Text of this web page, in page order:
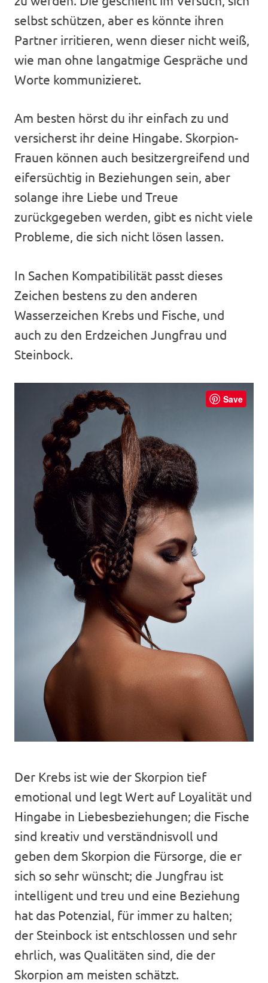
selbst schützen, aber es könnte ihren
Partner irritieren, wenn dieser nicht weiß,
wie man ohne langatmige Gespräche und
Worte kommunizieret.
Am besten hörst du ihr einfach zu und
versicherst ihr deine Hingabe. Skorpion-
Frauen können auch besitzergreifend und
eifersüchtig in Beziehungen sein, aber
solange ihre Liebe und Treue
zurückgegeben werden, gibt es nicht viele
Probleme, die sich nicht lösen lassen.
In Sachen Kompatibilität passt dieses
Zeichen bestens zu den anderen
Wasserzeichen Krebs und Fische, und
auch zu den Erdzeichen Jungfrau und
Steinbock.
Save
Der Krebs ist wie der Skorpion tief
emotional und legt Wert auf Loyalität und
Hingabe in Liebesbeziehungen; die Fische
sind kreativ und verständnisvoll und
geben dem Skorpion die Fürsorge, die er
sich so sehr wünscht; die Jungfrau ist
intelligent und treu und eine Beziehung
hat das Potenzial, für immer zu halten;
der Steinbock ist entschlossen und sehr
ehrlich, was Qualitäten sind, die der
Skorpion am meisten schätzt.